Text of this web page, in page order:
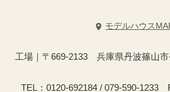
モデルハウス
工場｜〒669-2133 兵庫県丹波篠山市
TEL：0120-692184 / 079-590-1233